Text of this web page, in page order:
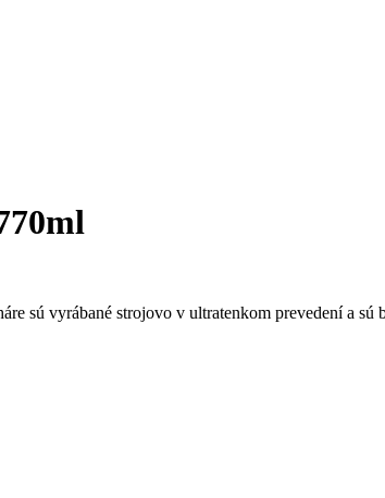
sú vyrábané strojovo v ultratenkom prevedení a sú